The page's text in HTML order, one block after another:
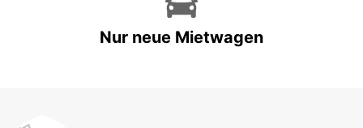
Nur neue Mietwagen